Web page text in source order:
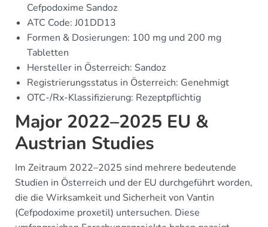
Cefpodoxime Sandoz
ATC Code: J01DD13
Formen & Dosierungen: 100 mg und 200 mg
Tabletten
Hersteller in Österreich: Sandoz
Registrierungsstatus in Österreich: Genehmigt
OTC-/Rx-Klassifizierung: Rezeptpflichtig
Major 2022–2025 EU &
Austrian Studies
Im Zeitraum 2022–2025 sind mehrere bedeutende
Studien in Österreich und der EU durchgeführt worden,
die die Wirksamkeit und Sicherheit von Vantin
(Cefpodoxime proxetil) untersuchen. Diese